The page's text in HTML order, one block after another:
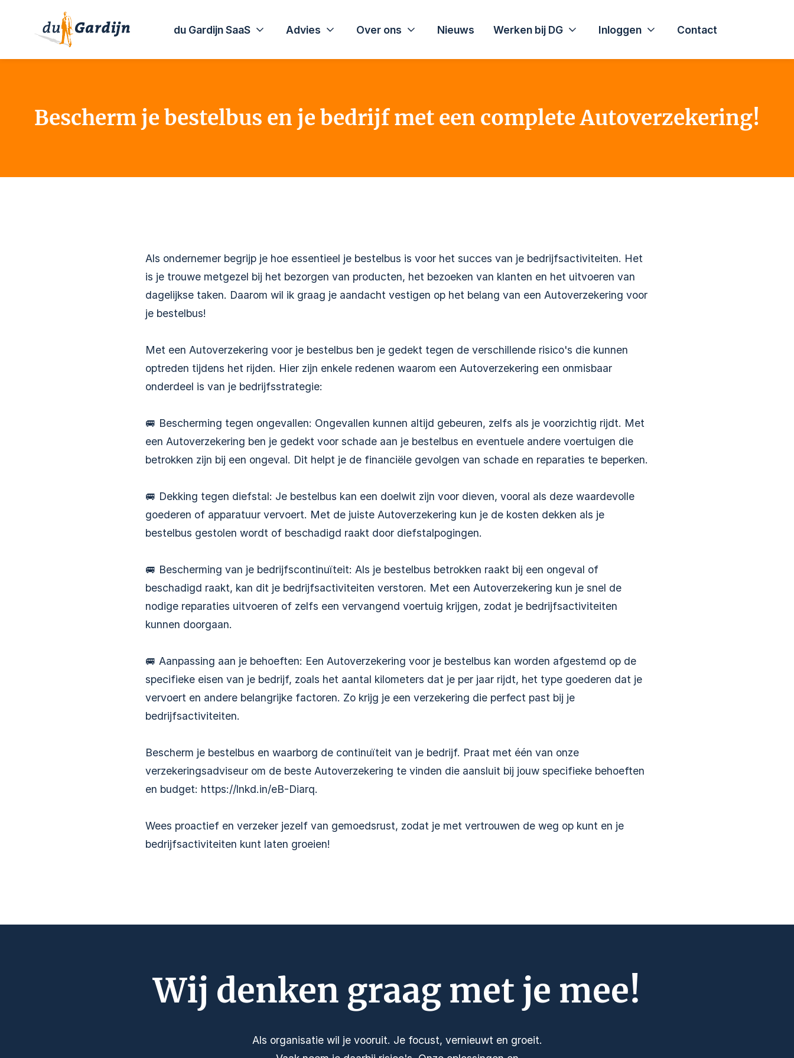
du Gardijn SaaS Advies Over ons Nieuws Werken bij DG Inloggen Contact
Bescherm je bestelbus en je bedrijf met een complete Autoverzekering!
Als ondernemer begrijp je hoe essentieel je bestelbus is voor het succes van je bedrijfsactiviteiten. Het
is je trouwe metgezel bij het bezorgen van producten, het bezoeken van klanten en het uitvoeren van
dagelijkse taken. Daarom wil ik graag je aandacht vestigen op het belang van een Autoverzekering voor
je bestelbus!
Met een Autoverzekering voor je bestelbus ben je gedekt tegen de verschillende risico's die kunnen
optreden tijdens het rijden. Hier zijn enkele redenen waarom een Autoverzekering een onmisbaar
onderdeel is van je bedrijfsstrategie:
🚐 Bescherming tegen ongevallen: Ongevallen kunnen altijd gebeuren, zelfs als je voorzichtig rijdt. Met
een Autoverzekering ben je gedekt voor schade aan je bestelbus en eventuele andere voertuigen die
betrokken zijn bij een ongeval. Dit helpt je de financiële gevolgen van schade en reparaties te beperken.
🚐 Dekking tegen diefstal: Je bestelbus kan een doelwit zijn voor dieven, vooral als deze waardevolle
goederen of apparatuur vervoert. Met de juiste Autoverzekering kun je de kosten dekken als je
bestelbus gestolen wordt of beschadigd raakt door diefstalpogingen.
🚐 Bescherming van je bedrijfscontinuïteit: Als je bestelbus betrokken raakt bij een ongeval of
beschadigd raakt, kan dit je bedrijfsactiviteiten verstoren. Met een Autoverzekering kun je snel de
nodige reparaties uitvoeren of zelfs een vervangend voertuig krijgen, zodat je bedrijfsactiviteiten
kunnen doorgaan.
🚐 Aanpassing aan je behoeften: Een Autoverzekering voor je bestelbus kan worden afgestemd op de
specifieke eisen van je bedrijf, zoals het aantal kilometers dat je per jaar rijdt, het type goederen dat je
vervoert en andere belangrijke factoren. Zo krijg je een verzekering die perfect past bij je
bedrijfsactiviteiten.
Bescherm je bestelbus en waarborg de continuïteit van je bedrijf. Praat met één van onze
verzekeringsadviseur om de beste Autoverzekering te vinden die aansluit bij jouw specifieke behoeften
en budget: https://lnkd.in/eB-Diarq.
Wees proactief en verzeker jezelf van gemoedsrust, zodat je met vertrouwen de weg op kunt en je
bedrijfsactiviteiten kunt laten groeien!
Wij denken graag met je mee!
Als organisatie wil je vooruit. Je focust, vernieuwt en groeit.